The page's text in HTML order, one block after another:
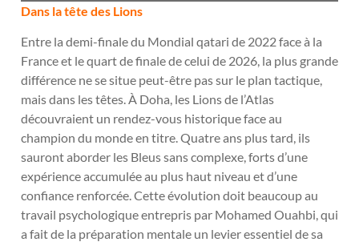
Dans la tête des Lions
Entre la demi-finale du Mondial qatari de 2022 face à la
France et le quart de finale de celui de 2026, la plus grande
différence ne se situe peut-être pas sur le plan tactique,
mais dans les têtes. À Doha, les Lions de l’Atlas
découvraient un rendez-vous historique face au
champion du monde en titre. Quatre ans plus tard, ils
sauront aborder les Bleus sans complexe, forts d’une
expérience accumulée au plus haut niveau et d’une
confiance renforcée. Cette évolution doit beaucoup au
travail psychologique entrepris par Mohamed Ouahbi, qui
a fait de la préparation mentale un levier essentiel de sa